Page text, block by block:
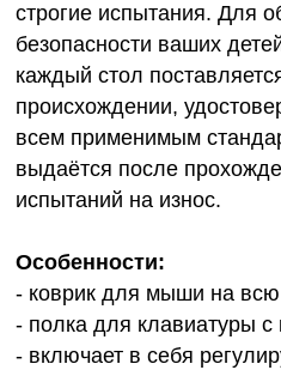
строгие испытания. Для
безопасности ваших
каждый стол
происхождении,
всем применимым
выдаётся после
испытаний на износ.
Особенности:
- коврик для мыши на
- полка для клавиатуры
- включает в себя